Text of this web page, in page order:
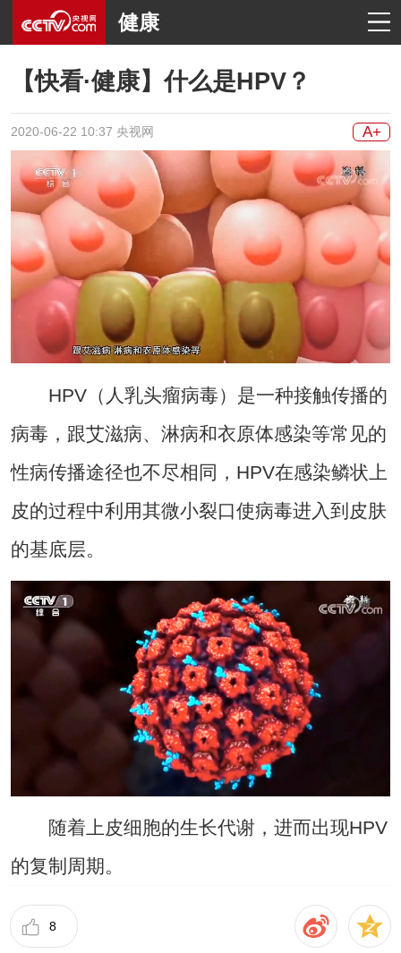
健康
【快看·健康】什么是HPV？
2020-06-22 10:37 央视网 A+
HPV（人乳头瘤病毒）是一种接触传播的
病毒，跟艾滋病、淋病和衣原体感染等常见的
性病传播途径也不尽相同，HPV在感染鳞状上
皮的过程中利用其微小裂口使病毒进入到皮肤
的基底层。
随着上皮细胞的生长代谢，进而出现HPV
的复制周期。
8